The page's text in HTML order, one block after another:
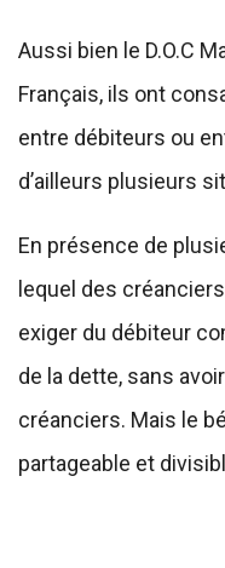
Aussi bien le D.O.C
Français, ils ont
entre débiteurs ou
d’ailleurs plusieurs
En présence de
lequel des
exiger du débiteur
de la dette, sans
créanciers. Mais le
partageable et